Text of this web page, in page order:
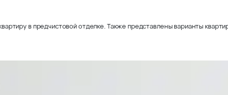
в предчистовой отделке. Также представлены варианты